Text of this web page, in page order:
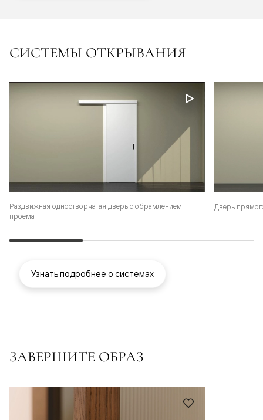
СИСТЕМЫ ОТКРЫВАНИЯ
Раздвижная одностворчатая дверь с обрамлением
проёма
Дверь
Узнать подробнее о системах
ЗАВЕРШИТЕ ОБРАЗ